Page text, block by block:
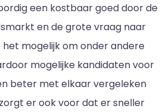
een kostbaar goed door de
en de grote vraag naar
mogelijk om onder andere
mogelijke kandidaten voor
beter met elkaar vergeleken
er ook voor dat er sneller